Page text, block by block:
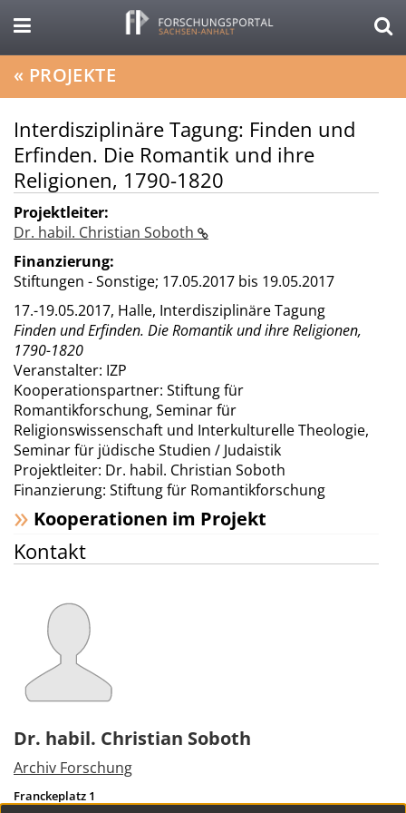
« PROJEKTE
Interdisziplinäre Tagung: Finden und
Erfinden. Die Romantik und ihre
Religionen, 1790-1820
Projektleiter:
Dr. habil. Christian Soboth
Finanzierung:
Stiftungen - Sonstige; 17.05.2017 bis 19.05.2017
17.-19.05.2017, Halle, Interdisziplinäre Tagung
Finden und Erfinden. Die Romantik und ihre Religionen,
1790-1820
Veranstalter: IZP
Kooperationspartner: Stiftung für
Romantikforschung, Seminar für
Religionswissenschaft und Interkulturelle Theologie,
Seminar für jüdische Studien / Judaistik
Projektleiter: Dr. habil. Christian Soboth
Finanzierung: Stiftung für Romantikforschung
Kooperationen im Projekt
Kontakt
Dr. habil. Christian Soboth
Archiv Forschung
Franckeplatz 1